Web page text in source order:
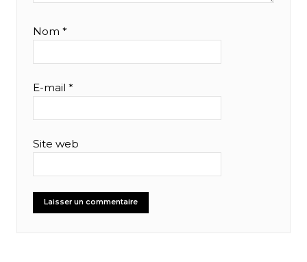
Nom *
E-mail *
Site web